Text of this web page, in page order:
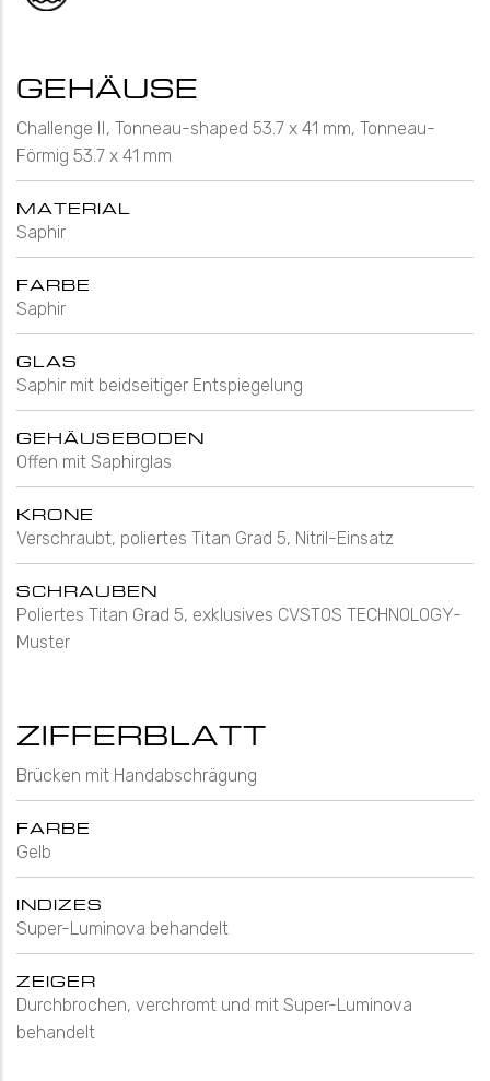
GEHÄUSE
Challenge II, Tonneau-shaped 53.7 x 41 mm, Tonneau-
Förmig 53.7 x 41 mm
MATERIAL
Saphir
FARBE
Saphir
GLAS
Saphir mit beidseitiger Entspiegelung
GEHÄUSEBODEN
Offen mit Saphirglas
KRONE
Verschraubt, poliertes Titan Grad 5, Nitril-Einsatz
SCHRAUBEN
Poliertes Titan Grad 5, exklusives CVSTOS TECHNOLOGY-
Muster
ZIFFERBLATT
Brücken mit Handabschrägung
FARBE
Gelb
INDIZES
Super-Luminova behandelt
ZEIGER
Durchbrochen, verchromt und mit Super-Luminova
behandelt